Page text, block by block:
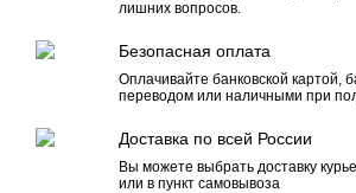
лишних вопросов.
Безопасная оплата
Оплачивайте банковской картой,
переводом или наличными при
Доставка по всей России
Вы можете выбрать доставку
или в пункт самовывоза